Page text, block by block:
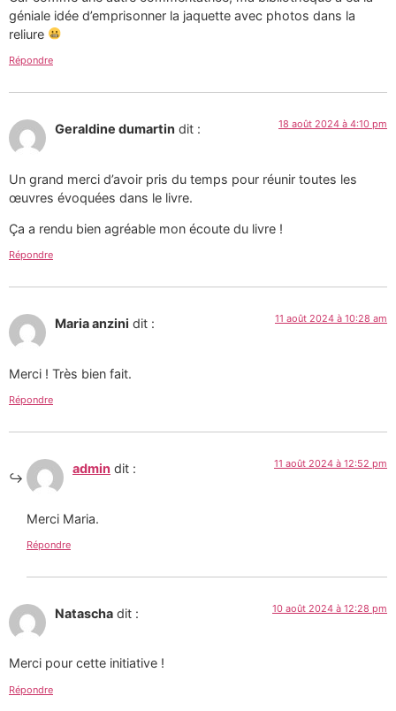
géniale idée d’emprisonner la jaquette avec photos dans la
reliure
Répondre
Geraldine dumartin dit : 18 août 2024 à 4:10 pm
Un grand merci d’avoir pris du temps pour réunir toutes les
œuvres évoquées dans le livre.
Ça a rendu bien agréable mon écoute du livre !
Répondre
Maria anzini dit : 11 août 2024 à 10:28 am
Merci ! Très bien fait.
Répondre
admin dit : 11 août 2024 à 12:52 pm
Merci Maria.
Répondre
Natascha dit : 10 août 2024 à 12:28 pm
Merci pour cette initiative !
Répondre